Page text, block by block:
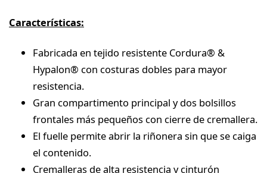
Características:
Fabricada en tejido resistente Cordura® &
Hypalon® con costuras dobles para mayor
resistencia.
Gran compartimento principal y dos bolsillos
frontales más pequeños con cierre de cremallera.
El fuelle permite abrir la riñonera sin que se caiga
el contenido.
Cremalleras de alta resistencia y cinturón